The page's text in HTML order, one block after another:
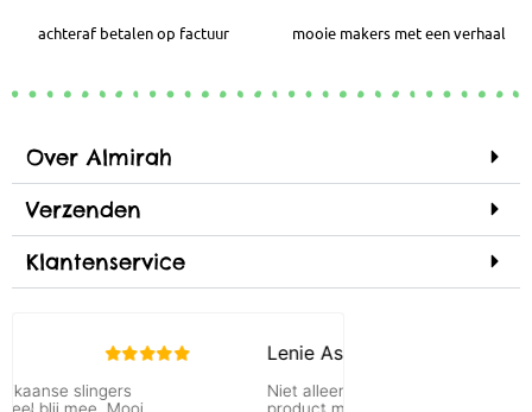
achteraf betalen op factuur mooie makers met een verhaal
Over Almirah
Verzenden
Klantenservice